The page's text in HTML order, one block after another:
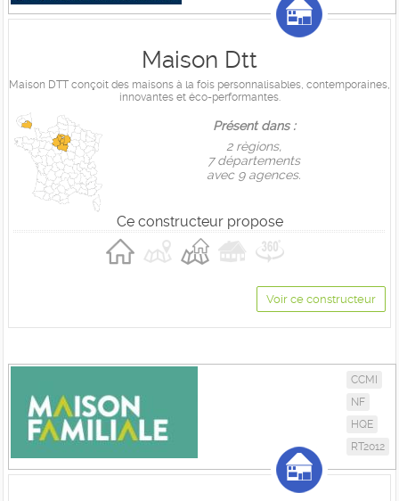
Maison Dtt
Maison DTT conçoit des maisons à la fois personnalisables, contemporaines,
innovantes et éco-performantes.
Présent dans :
2 règions,
7 départements
avec 9 agences.
Ce constructeur propose
Voir ce constructeur
CCMI
NF
HQE
RT2012